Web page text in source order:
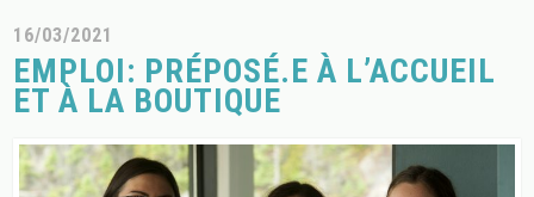
16/03/2021
EMPLOI: PRÉPOSÉ.E À L’ACCUEIL
ET À LA BOUTIQUE